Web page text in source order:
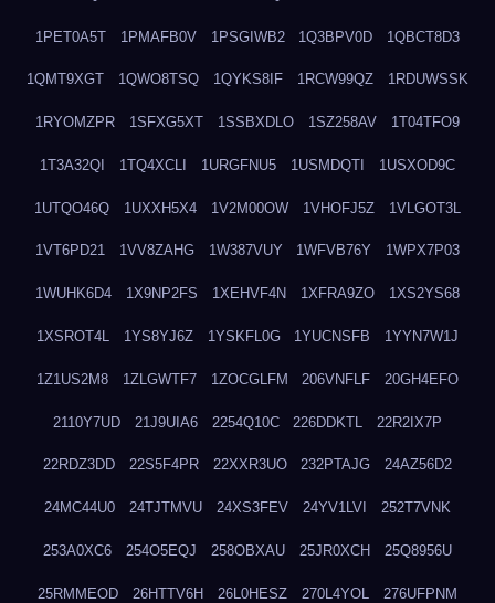
1PET0A5T 1PMAFB0V 1PSGIWB2 1Q3BPV0D 1QBCT8D3
1QMT9XGT 1QWO8TSQ 1QYKS8IF 1RCW99QZ 1RDUWSSK
1RYOMZPR 1SFXG5XT 1SSBXDLO 1SZ258AV 1T04TFO9
1T3A32QI 1TQ4XCLI 1URGFNU5 1USMDQTI 1USXOD9C
1UTQO46Q 1UXXH5X4 1V2M00OW 1VHOFJ5Z 1VLGOT3L
1VT6PD21 1VV8ZAHG 1W387VUY 1WFVB76Y 1WPX7P03
1WUHK6D4 1X9NP2FS 1XEHVF4N 1XFRA9ZO 1XS2YS68
1XSROT4L 1YS8YJ6Z 1YSKFL0G 1YUCNSFB 1YYN7W1J
1Z1US2M8 1ZLGWTF7 1ZOCGLFM 206VNFLF 20GH4EFO
2110Y7UD 21J9UIA6 2254Q10C 226DDKTL 22R2IX7P
22RDZ3DD 22S5F4PR 22XXR3UO 232PTAJG 24AZ56D2
24MC44U0 24TJTMVU 24XS3FEV 24YV1LVI 252T7VNK
253A0XC6 254O5EQJ 258OBXAU 25JR0XCH 25Q8956U
25RMMEOD 26HTTV6H 26L0HESZ 270L4YOL 276UFPNM